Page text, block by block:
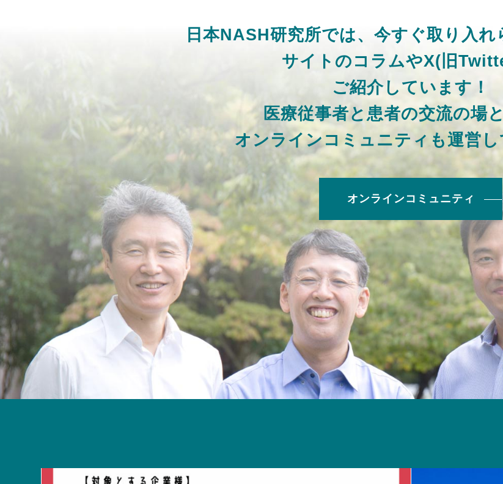
日本NASH研究所では、 今すぐ取り入れ
サイトのコラムやX(旧
ご紹介しています！
医療従事者と患者の交流の場
オンラインコミュニティも運営
オンラインコミュニティ